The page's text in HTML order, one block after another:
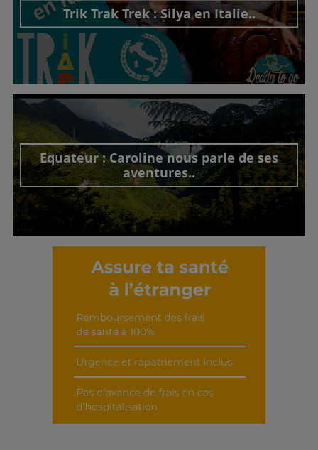
Trik Trak Trek : Silya en Italie..
Découvrir cet interview
Equateur : Caroline nous parle de ses
aventures..
Découvrir cet interview